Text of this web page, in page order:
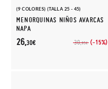
(9 COLORES) (TALLA 25 - 45)
MENORQUINAS NIÑOS AVARCAS
NAPA
30,95€ (-15%)
26,30€